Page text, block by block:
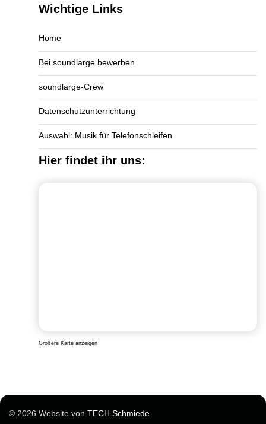
Wichtige Links
Home
Bei soundlarge bewerben
soundlarge-Crew
Datenschutzunterrichtung
Auswahl: Musik für Telefonschleifen
Hier findet ihr uns:
Größere Karte anzeigen
© 2026 Website von TECH Schmiede